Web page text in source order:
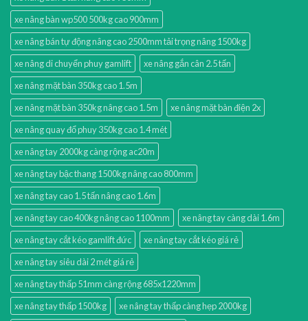
xe nâng bàn wp500 500kg cao 900mm
xe nâng bán tự động nâng cao 2500mm tải trọng nâng 1500kg
xe nâng di chuyển phuy gamlift
xe nâng gắn cân 2.5 tấn
xe nâng mặt bàn 350kg cao 1.5m
xe nâng mặt bàn 350kg nâng cao 1.5m
xe nâng mặt bàn điện 2x
xe nâng quay đổ phuy 350kg cao 1.4 mét
xe nâng tay 2000kg càng rộng ac20m
xe nâng tay bậc thang 1500kg nâng cao 800mm
xe nâng tay cao 1.5 tấn nâng cao 1.6m
xe nâng tay cao 400kg nâng cao 1100mm
xe nâng tay càng dài 1.6m
xe nâng tay cắt kéo gamlift đức
xe nâng tay cắt kéo giá rẻ
xe nâng tay siêu dài 2 mét giá rẻ
xe nâng tay thấp 51mm càng rộng 685x1220mm
xe nâng tay thấp 1500kg
xe nâng tay thấp càng hẹp 2000kg